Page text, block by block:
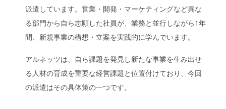
派遣しています。営業・開発・マーケティングなど異な
る部門から自ら志願した社員が、業務と並行しながら1年
間、新規事業の構想・立案を実践的に学んでいます。
アルネッツは、自ら課題を発見し新たな事業を生み出せ
る人材の育成を重要な経営課題と位置付けており、今回
の派遣はその具体策の一つです。